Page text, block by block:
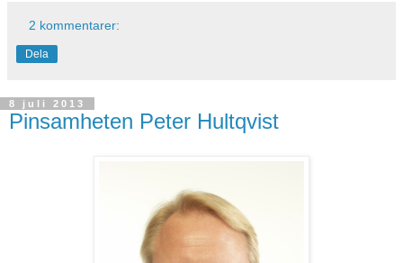
2 kommentarer:
Dela
8 juli 2013
Pinsamheten Peter Hultqvist